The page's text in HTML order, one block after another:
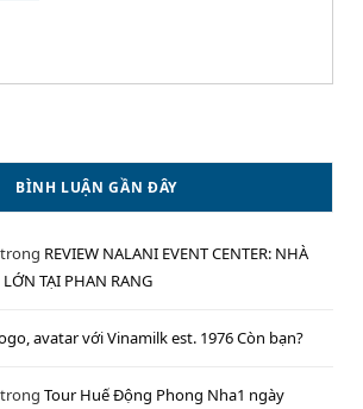
BÌNH LUẬN GẦN ĐÂY
REVIEW NALANI EVENT CENTER: NHÀ
TẠI PHAN RANG
avatar với Vinamilk est. 1976 Còn bạn?
Tour Huế Động Phong Nha1 ngày